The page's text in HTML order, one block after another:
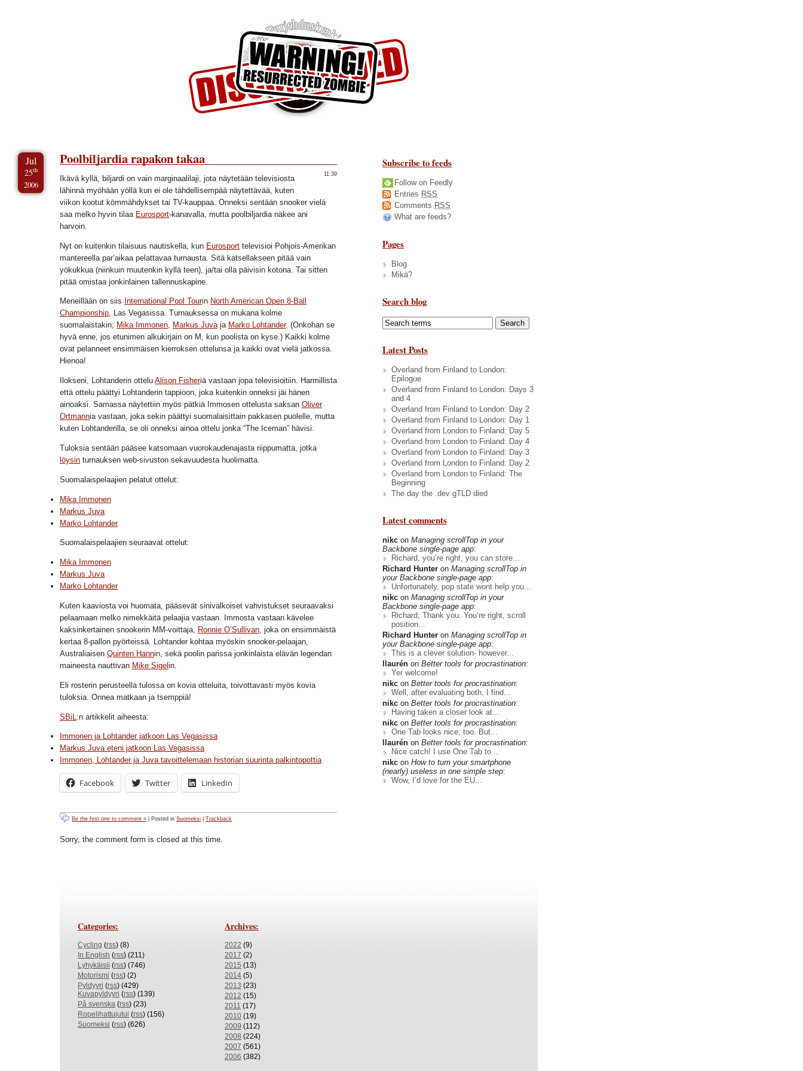
Jul
25th
2006
Poolbiljardia rapakon takaa
11:39
Ikävä kyllä, biljardi on vain marginaalilaji, jota näytetään televisiosta
lähinnä myöhään yöllä kun ei ole tähdellisempää näytettävää, kuten
viikon kootut kömmähdykset tai TV-kauppaa. Onneksi sentään snooker vielä
saa melko hyvin tilaa Eurosport-kanavalla, mutta poolbiljardia näkee ani
harvoin.
Nyt on kuitenkin tilaisuus nautiskella, kun Eurosport televisioi Pohjois-Amerikan
mantereella par’aikaa pelattavaa turnausta. Sitä katsellakseen pitää vain
yökukkua (niinkuin muutenkin kyllä teen), ja/tai olla päivisin kotona. Tai sitten
pitää omistaa jonkinlainen tallennuskapine.
Meneillään on siis International Pool Tourin North American Open 8-Ball
Championship, Las Vegasissa. Turnauksessa on mukana kolme
suomalaistakin; Mika Immonen, Markus Juvaja Marko Lohtander. (Onkohan se
hyvä enne, jos etunimen alkukirjain on M, kun poolista on kyse.) Kaikki kolme
ovat pelanneet ensimmäisen kierroksen ottelunsa ja kaikki ovat vielä jatkossa.
Hienoa!
Ilokseni, Lohtanderin ottelu Alison Fisheriä vastaan jopa televisioitiin. Harmillista
että ottelu päättyi Lohtanderin tappioon, joka kuitenkin onneksi jäi hänen
ainoaksi. Samassa näytettiin myös pätkiä Immosen ottelusta saksan Oliver
Ortmannia vastaan, joka sekin päättyi suomalaisittain pakkasen puolelle, mutta
kuten Lohtanderilla, se oli onneksi ainoa ottelu jonka “The Iceman” hävisi.
Tuloksia sentään pääsee katsomaan vuorokaudenajasta riippumatta, jotka
löysin turnauksen web-sivuston sekavuudesta huolimatta.
Suomalaispelaajien pelatut ottelut:
Mika Immonen
Markus Juva
Marko Lohtander
Suomalaispelaajien seuraavat ottelut:
Mika Immonen
Markus Juva
Marko Lohtander
Kuten kaaviosta voi huomata, pääsevät sinivalkoiset vahvistukset seuraavaksi
pelaamaan melko nimekkäitä pelaajia vastaan. Immosta vastaan kävelee
kaksinkertainen snookerin MM-voittaja,
Ronnie O’Sullivan , joka on ensimmäistä
kertaa 8-pallon pyörteissä. Lohtander kohtaa myöskin snooker-pelaajan,
Australiaisen Quinten Hannin, sekä poolin parissa jonkinlaista elävän legendan
maineesta nauttivan Mike Sigel in.
Eli rosterin perusteella tulossa on kovia otteluita, toivottavasti myös kovia
tuloksia. Onnea matkaan ja tsemppiä!
SBiL :n artikkelit aiheesta:
Immonen ja Lohtander jatkoon Las Vegasissa
Markus Juva eteni jatkoon Las Vegasissa
Immonen, Lohtander ja Juva tavoittelemaan historian suurinta palkintopottia
Facebook Twitter LinkedIn
Be the first one to comment » | Posted in Suomeksi Trackback
Sorry, the comment form is closed at this time.
Subscribe to feeds
Follow on Feedly
Entries RSS
Comments RSS
What are feeds?
Pages
Blog
Mikä?
Search blog
Latest Posts
Overland from Finland to London:
Epilogue
Overland from Finland to London: Days 3
and 4
Overland from Finland to London: Day 2
Overland from Finland to London: Day 1
Overland from London to Finland: Day 5
Overland from London to Finland: Day 4
Overland from London to Finland: Day 3
Overland from London to Finland: Day 2
Overland from London to Finland: The
Beginning
The day the .dev gTLD died
Latest comments
nikc on Managing scrollTop in your
Backbone single-page app:
Richard, you’re right, you can store...
Richard Hunter on Managing scrollTop in
your Backbone single-page app:
Unfortunately, pop state wont help you...
nikc on Managing scrollTop in your
Backbone single-page app:
Richard, Thank you. You’re right, scroll
position...
Richard Hunter on Managing scrollTop in
your Backbone single-page app:
This is a clever solution- however...
llaurén on Better tools for procrastination:
Yer welcome!
nikc on Better tools for procrastination:
Well, after evaluating both, I find...
nikc on Better tools for procrastination:
Having taken a closer look at...
nikc on Better tools for procrastination:
One Tab looks nice, too. But...
llaurén on Better tools for procrastination:
Nice catch! I use One Tab to...
nikc on How to turn your smartphone
(nearly) useless in one simple step:
Wow, I’d love for the EU...
Categories:
Cycling (rss) (8)
In English (rss) (211)
Lyhykäisii (rss) (746)
Motorismi (rss) (2)
Pyldyyri (rss) (429)
Kuvapyldyyri (rss) (139)
På svenska (rss) (23)
Ropelihattujutui (rss) (156)
Suomeksi (rss) (626)
Archives:
2022 (9)
2017 (2)
2015 (13)
2014 (5)
2013 (23)
2012 (15)
2011 (17)
2010 (19)
2009 (112)
2008 (224)
2007 (561)
2006 (382)